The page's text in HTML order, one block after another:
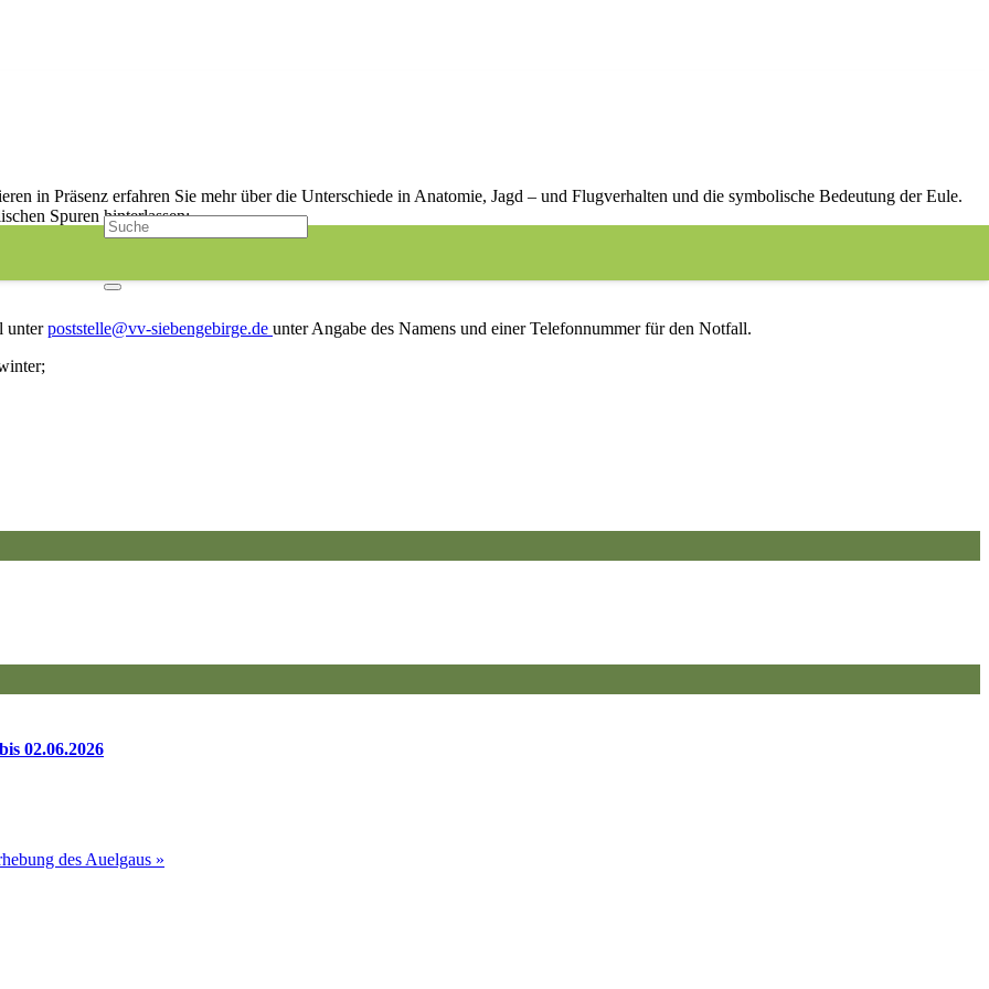
02.06.2026
in Präsenz erfahren Sie mehr über die Unterschiede in Anatomie, Jagd – und Flugverhalten und die symbolische Bedeutung der Eule.
Spuren hinterlassen:
des Käuzchens“ auf sich? Wir haben eine Erklärung.
unterpoststelle@vv-siebengebirge.de unter Angabe des Namens und einer Telefonnummer für den Notfall.
des Auelgaus »